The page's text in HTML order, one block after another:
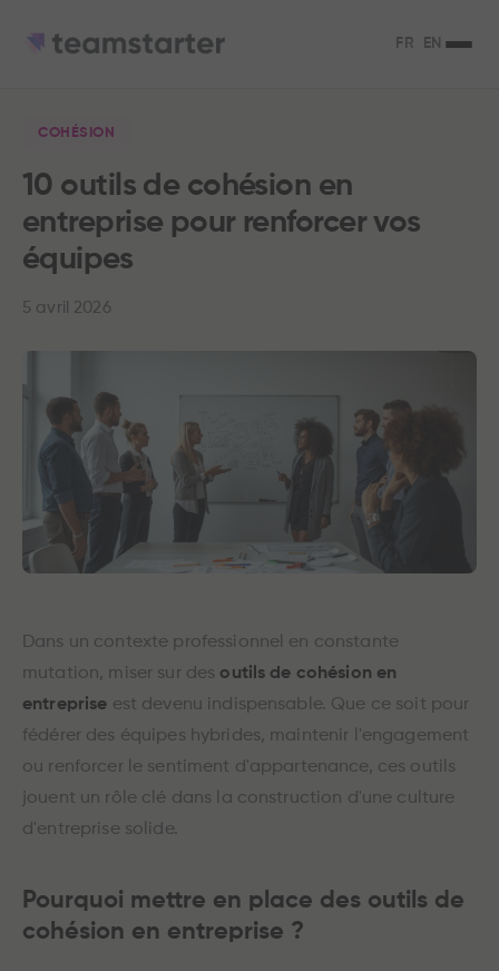
FR EN
COHÉSION
10 outils de cohésion en
entreprise pour renforcer vos
équipes
5 avril 2026
Dans un contexte professionnel en constante
mutation, miser sur des outils de cohésion en
entreprise est devenu indispensable. Que ce soit pour
fédérer des équipes hybrides, maintenir l'engagement
ou renforcer le sentiment d'appartenance, ces outils
jouent un rôle clé dans la construction d'une culture
d'entreprise solide.
Pourquoi mettre en place des outils de
cohésion en entreprise ?